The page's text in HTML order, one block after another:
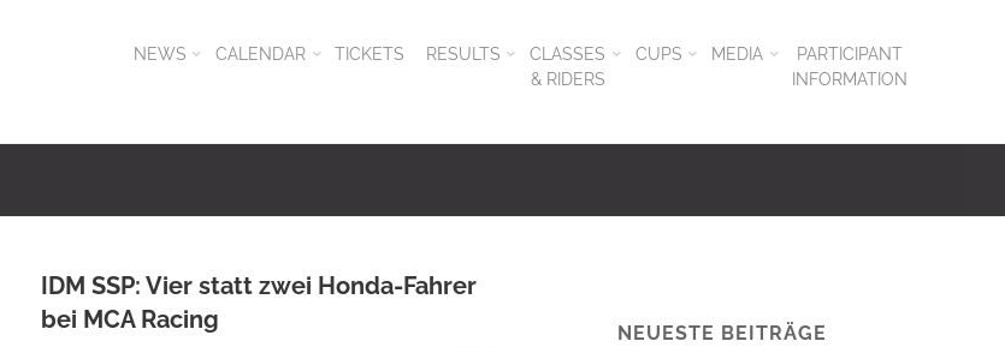
NEWS CALENDAR TICKETS RESULTS
CLASSES
& RIDERS
CUPS MEDIA
PARTICIPANT
INFORMATION
IDM SSP: Vier statt zwei Honda-Fahrer
bei MCA Racing
NEUESTE BEITRÄGE